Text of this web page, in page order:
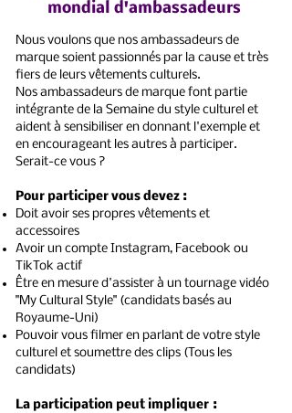
mondial d'ambassadeurs
Nous voulons que nos ambassadeurs de
marque soient passionnés par la cause et très
fiers de leurs vêtements culturels.
Nos ambassadeurs de marque font partie
intégrante de la Semaine du style culturel et
aident à sensibiliser en donnant l'exemple et
en encourageant les autres à participer.
Serait-ce vous ?
Pour participer vous devez :
Doit avoir ses propres vêtements et
accessoires
Avoir un compte Instagram, Facebook ou
TikTok actif
Être en mesure d'assister à un tournage vidéo
"My Cultural Style" (candidats basés au
Royaume-Uni)
Pouvoir vous filmer en parlant de votre style
culturel et soumettre des clips (Tous les
candidats)
La participation peut impliquer :